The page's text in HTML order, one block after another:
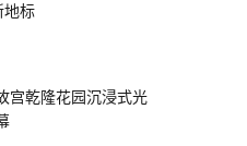
地标
乾隆花园沉浸式光